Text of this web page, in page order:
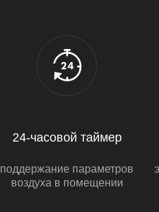
24-часовой таймер
поддержание параметров
воздуха в помещении